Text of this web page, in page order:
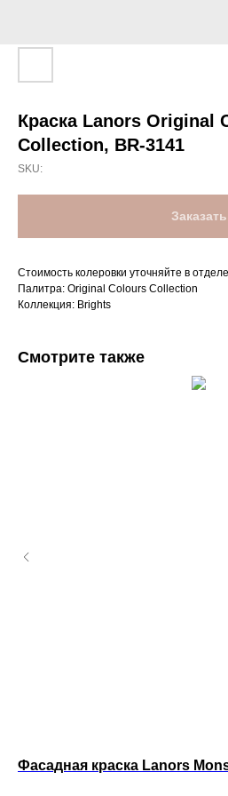
Краска Lanors Original
Collection, BR-3141
SKU:
Заказать
Стоимость колеровки уточняйте в
Палитра: Original Colours Collection
Коллекция: Brights
Смотрите также
Фасадная краска Lanors